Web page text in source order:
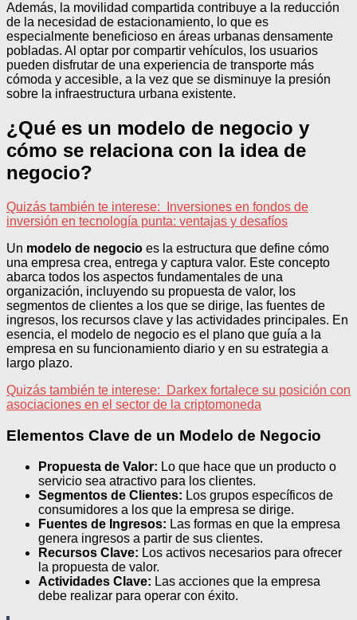
Además, la movilidad compartida contribuye a la reducción
de la necesidad de estacionamiento, lo que es
especialmente beneficioso en áreas urbanas densamente
pobladas. Al optar por compartir vehículos, los usuarios
pueden disfrutar de una experiencia de transporte más
cómoda y accesible, a la vez que se disminuye la presión
sobre la infraestructura urbana existente.
¿Qué es un modelo de negocio y
cómo se relaciona con la idea de
negocio?
Quizás también te interese:
Inversiones en fondos de
inversión en tecnología punta: ventajas y desafíos
Un modelo de negocio es la estructura que define cómo
una empresa crea, entrega y captura valor. Este concepto
abarca todos los aspectos fundamentales de una
organización, incluyendo su propuesta de valor, los
segmentos de clientes a los que se dirige, las fuentes de
ingresos, los recursos clave y las actividades principales. En
esencia, el modelo de negocio es el plano que guía a la
empresa en su funcionamiento diario y en su estrategia a
largo plazo.
Quizás también te interese:
Darkex fortalece su posición con
asociaciones en el sector de la criptomoneda
Elementos Clave de un Modelo de Negocio
Propuesta de Valor: Lo que hace que un producto o
servicio sea atractivo para los clientes.
Segmentos de Clientes: Los grupos específicos de
consumidores a los que la empresa se dirige.
Fuentes de Ingresos: Las formas en que la empresa
genera ingresos a partir de sus clientes.
Recursos Clave: Los activos necesarios para ofrecer
la propuesta de valor.
Actividades Clave: Las acciones que la empresa
debe realizar para operar con éxito.